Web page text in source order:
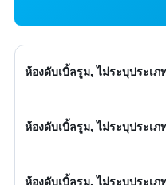
ห้องดับเบิ้ลรูม, ไม่ระบุประเภ
ห้องดับเบิ้ลรูม, ไม่ระบุประเภ
ห้องดับเบิ้ลรูม, ไม่ระบุประเภ